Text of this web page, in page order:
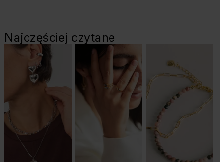
Najczęściej czytane